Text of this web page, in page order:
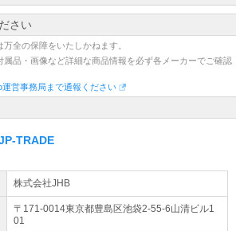
降に行います。※お振込先は確定メールにて
当日１５時を過ぎてのご入金は翌営業日に
して
日着を除く配送日のご指定のみ承っており
７日以内迄 お時間のご指定は出荷通知をご
接ご用命ください。
力につきましての注意点
事が出来ません。前記に該当いたします場
ルいたしますので、予めご了承下さい。
さい
全の保障をいたしかねます。
品・画像など詳細な商品情報を必ず各メーカーでご確認
営事務局まで通報ください
TRADE
株式会社JHB
〒171-0014東京都豊島区池袋2-55-6山清ビル1
01